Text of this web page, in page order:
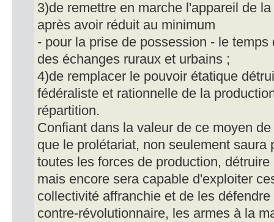
3)de remettre en marche l'appareil de
après avoir réduit au minimum
- pour la prise de possession - le
des échanges ruraux et urbains ;
4)de remplacer le pouvoir étatique
fédéraliste et rationnelle de la
répartition.
Confiant dans la valeur de ce moyen
que le prolétariat, non seulement saura
toutes les forces de production,
mais encore sera capable d'exploiter
collectivité affranchie et de les
contre-révolutionnaire, les armes à la